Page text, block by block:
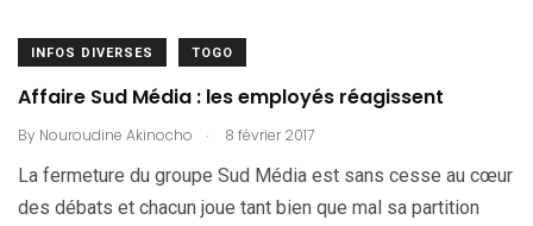
INFOS DIVERSES TOGO
Affaire Sud Média : les employés réagissent
By Nouroudine Akinocho . 8 février 2017
La fermeture du groupe Sud Média est sans cesse au cœur
des débats et chacun joue tant bien que mal sa partition